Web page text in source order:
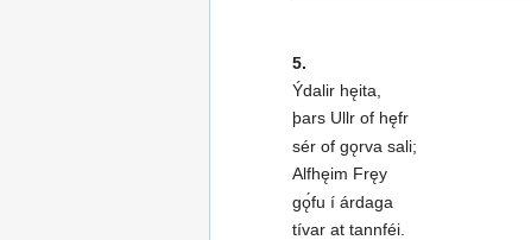
5.
Ýdalir hęita,
þars Ullr of hęfr
sér of gǫrva sali;
Alfhęim Fręy
gǫ́fu í árdaga
tívar at tannféi.